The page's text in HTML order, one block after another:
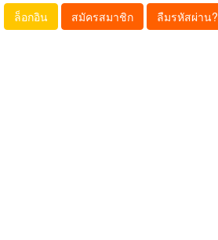
ล็อกอิน
สมัครสมาชิก ลืมรหัสผ่าน?